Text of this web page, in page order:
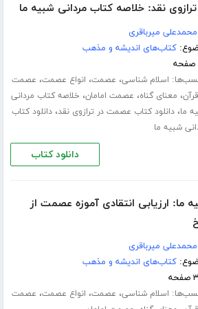
نقد: خلاصه کتاب مردانی شبیه ما
محمدعلی میرباقری
کتاب‌های اندیشه و مذهب
اسلام شناسی، عصمت، انواع عصمت، عصمت
، معنای گناه، عصمت امامان، خلاصه کتاب مردانی
ما،دانلود کتاب عصمت در ترازوی نقد،دانلود کتاب
شبیه ما
دانلود کتاب
ما: ارزیابی انتقادی آموزه عصمت از
محمدعلی میرباقری
کتاب‌های اندیشه و مذهب
اسلام شناسی، عصمت، انواع عصمت، عصمت